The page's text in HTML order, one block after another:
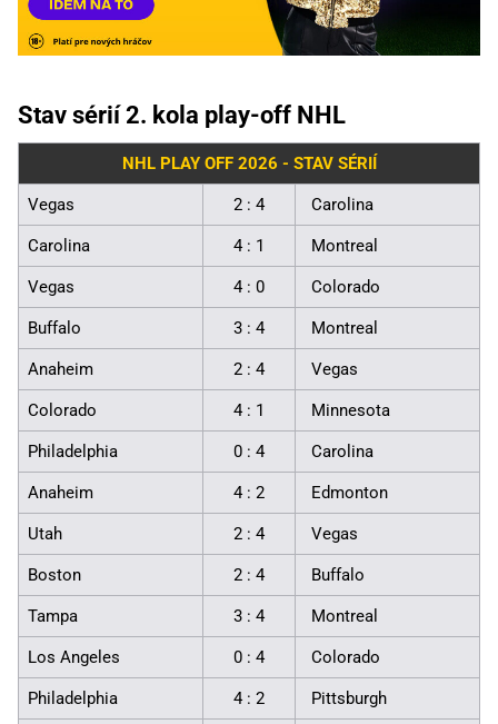
Stav sérií 2. kola play-off NHL
NHL PLAY OFF 2026 - STAV SÉRIÍ
Vegas 2 : 4 Carolina
Carolina 4 : 1 Montreal
Vegas 4 : 0 Colorado
Buffalo 3 : 4 Montreal
Anaheim 2 : 4 Vegas
Colorado 4 : 1 Minnesota
Philadelphia 0 : 4 Carolina
Anaheim 4 : 2 Edmonton
Utah 2 : 4 Vegas
Boston 2 : 4 Buffalo
Tampa 3 : 4 Montreal
Los Angeles 0 : 4 Colorado
Philadelphia 4 : 2 Pittsburgh